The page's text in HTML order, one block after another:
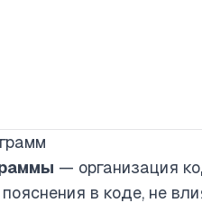
— организация
в коде, не